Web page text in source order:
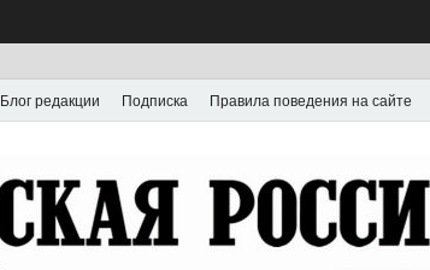
Блог редакции Подписка Правила поведения на сайте